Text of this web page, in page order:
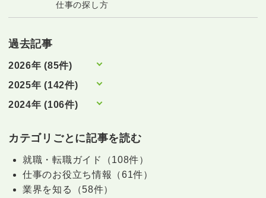
仕事の探し方
過去記事
2026年 (85件)
2025年 (142件)
2024年 (106件)
カテゴリごとに記事を読む
就職・転職ガイド（108件）
仕事のお役立ち情報（61件）
業界を知る（58件）